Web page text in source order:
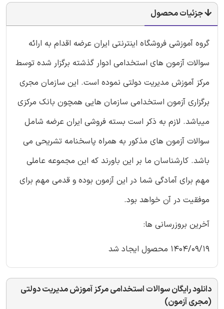
جزئیات محصول
گروه آموزشی فروشگاه اینترنتی ایران عرضه اقدام به ارائه
سوالات آزمون های استخدامی ادوار گذشته برگزار شده توسط
مرکز آموزش مدیریت دولتی نموده است. این سازمان مجری
برگزاری آزمون استخدامی سازمان هایی همچون بانک مرکزی
میباشد. لازم به ذکر است بسته فروشی ایران عرضه شامل
سوالات آزمون های مذکور به همراه پاسخنامه تشریحی می
باشد. کارشناسان ما بر این باورند که این مجموعه عاملی
مهم برای آمادگی شما در این آزمون بوده و قدمی مهم برای
موفقیت در آن خواهد بود.
آخرین بروزرسانی ها:
1404/09/19 محصول ایجاد شد
دانلود رایگان سوالات استخدامی مرکز آموزش مدیریت دولتی
(مجری آزمون)